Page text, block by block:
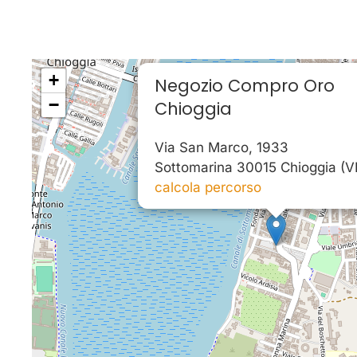
Negozio Compro Oro
Chioggia
Via San Marco, 1933
Sottomarina 30015 Chioggia
calcola percorso
+
−